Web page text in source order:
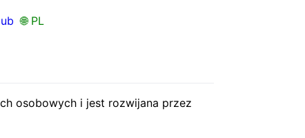
🌐 PL
osobowych i jest rozwijana przez